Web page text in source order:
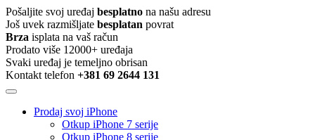
Pošaljite svoj uređaj besplatno na našu adresu
Još uvek razmišljate besplatan povrat
Brza isplata na vaš račun
Prodato više 12000+ uređaja
Svaki uređaj je temeljno obrisan
Kontakt telefon +381 69 2644 131
Prodaj svoj iPhone
Otkup iPhone 7 serije
Otkup iPhone 8 serije